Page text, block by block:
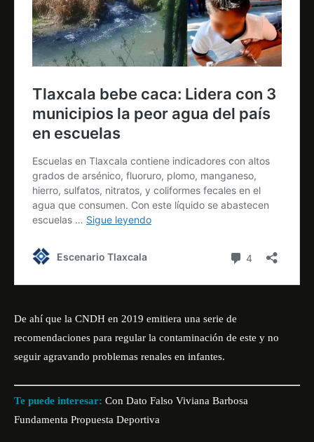
De ahí que la CNDH en 2019 emitiera una serie de
recomendaciones para regular la contaminación de este y no
seguir agravando problemas renales en infantes.
Te puede interesar: Con Dato Falso Viviana Barbosa
Fundamenta Propuesta Deportiva